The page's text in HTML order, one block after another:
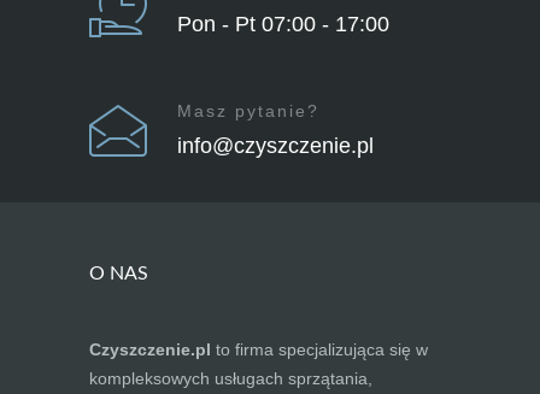
Pon - Pt 07:00 - 17:00
Masz pytanie?
info@czyszczenie.pl
O NAS
Czyszczenie.pl to firma specjalizująca się w
kompleksowych usługach sprzątania,